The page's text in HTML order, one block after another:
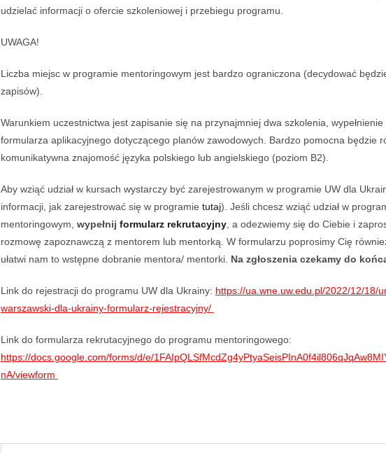
udzielać informacji o ofercie szkoleniowej i przebiegu programu.
UWAGA!
Liczba miejsc w programie mentoringowym jest bardzo ograniczona (decydować
zapisów).
Warunkiem uczestnictwa jest zapisanie się na przynajmniej dwa szkolenia,
formularza aplikacyjnego dotyczącego planów zawodowych. Bardzo pomocna będzie
komunikatywna znajomość języka polskiego lub angielskiego (poziom B2).
Aby wziąć udział w kursach wystarczy być zarejestrowanym w programie UW dla
informacji, jak zarejestrować się w programie tutaj). Jeśli chcesz wziąć udział w
mentoringowym, wypełnij formularz rekrutacyjny, a odezwiemy się do Ciebie i
rozmowę zapoznawczą z mentorem lub mentorką. W formularzu poprosimy Cię
ułatwi nam to wstępne dobranie mentora/ mentorki. Na zgłoszenia czekamy do
Link do rejestracji do programu UW dla Ukrainy: https://ua.wne.uw.edu.pl/2022/12/18/
warszawski-dla-ukrainy-formularz-rejestracyjny/
Link do formularza rekrutacyjnego do programu mentoringowego:
https://docs.google.com/forms/d/e/
nA/viewform